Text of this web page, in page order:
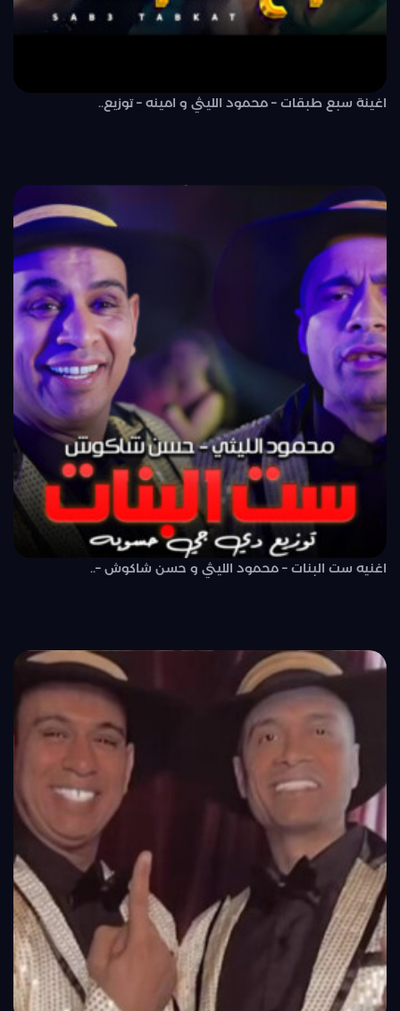
اغينة سبع طبقات – محمود الليثي و امينه – توزيع..
اغنيه ست البنات – محمود الليثي و حسن شاكوش –..